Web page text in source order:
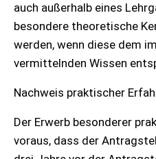
auch außerhalb eines
besondere theoretische
werden, wenn diese dem
vermittelnden Wissen
Nachweis praktischer
Der Erwerb besonderer
voraus, dass der